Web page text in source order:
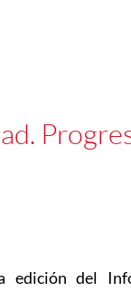
edición del